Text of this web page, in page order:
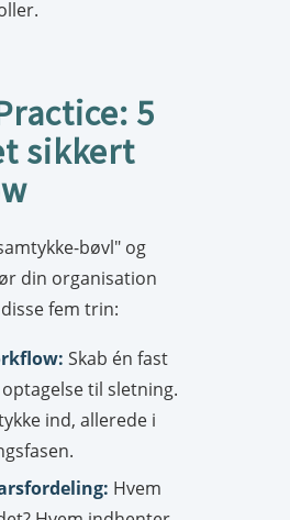
5
sikkert
bøvl" og
din organisation
fem trin:
Skab én fast
til sletning.
ind, allerede i
Hvem